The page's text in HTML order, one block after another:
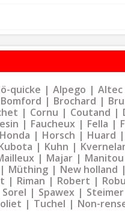
quicke Alpego Altec
Bomford Brochard
Cornu Coutand
Faucheux Fella
Honda Horsch Huard
Kuhn
Majar Manitou
Müthing New holland
Riman Robert
Sorel Spawex Steimer
Tuchel Non-